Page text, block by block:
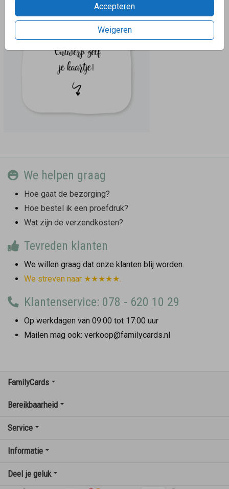
Accepteren
Weigeren
We helpen graag
Hoe gaat de bezorging?
Hoe bestel ik een proefdruk?
Wat zijn de verzendkosten?
Tevreden klanten
We willen graag dat onze klanten blij worden.
We streven naar ★★★★★.
Klantenservice: 078 - 620 10 29
Op werkdagen van 09:00 tot 17:00 uur
Mailen mag ook: verkoop@familycards.nl
FamilyCards
Bereikbaarheid
Service
Informatie
Deel je geluk